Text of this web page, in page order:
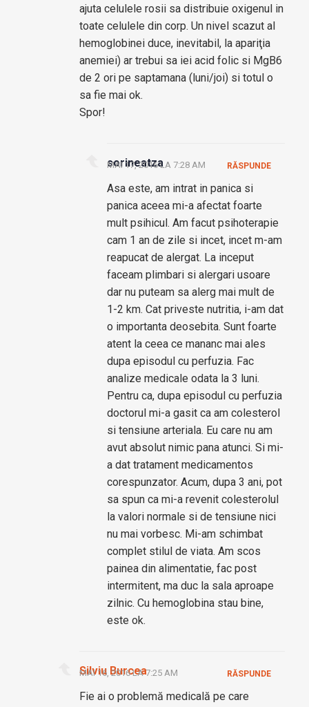
ajuta celulele rosii sa distribuie oxigenul in
toate celulele din corp. Un nivel scazut al
hemoglobinei duce, inevitabil, la apariţia
anemiei) ar trebui sa iei acid folic si MgB6
de 2 ori pe saptamana (luni/joi) si totul o
sa fie mai ok.
Spor!
sorineatza
MAI 17, 2016 LA 7:28 AM
Asa este, am intrat in panica si
panica aceea mi-a afectat foarte
mult psihicul. Am facut psihoterapie
cam 1 an de zile si incet, incet m-am
reapucat de alergat. La inceput
faceam plimbari si alergari usoare
dar nu puteam sa alerg mai mult de
1-2 km. Cat priveste nutritia, i-am dat
o importanta deosebita. Sunt foarte
atent la ceea ce mananc mai ales
dupa episodul cu perfuzia. Fac
analize medicale odata la 3 luni.
Pentru ca, dupa episodul cu perfuzia
doctorul mi-a gasit ca am colesterol
si tensiune arteriala. Eu care nu am
avut absolut nimic pana atunci. Si mi-
a dat tratament medicamentos
corespunzator. Acum, dupa 3 ani, pot
sa spun ca mi-a revenit colesterolul
la valori normale si de tensiune nici
nu mai vorbesc. Mi-am schimbat
complet stilul de viata. Am scos
painea din alimentatie, fac post
intermitent, ma duc la sala aproape
zilnic. Cu hemoglobina stau bine,
este ok.
RĂSPUNDE
Silviu Burcea
MAI 16, 2016 LA 7:25 AM
Fie ai o problemă medicală pe care
RĂSPUNDE